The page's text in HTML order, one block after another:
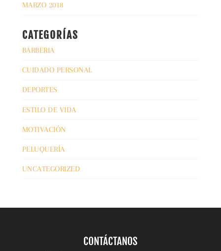
MARZO 2018
CATEGORÍAS
BARBERIA
CUIDADO PERSONAL
DEPORTES
ESTILO DE VIDA
MOTIVACIÓN
PELUQUERÍA
UNCATEGORIZED
CONTÁCTANOS